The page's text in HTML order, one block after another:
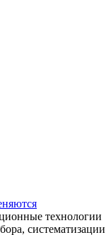
технологии
систематизации